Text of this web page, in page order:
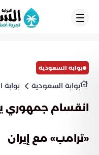
بوابة السعودية
بوابة السعودية
انقسام جمهوري
«ترامب» مع إيران